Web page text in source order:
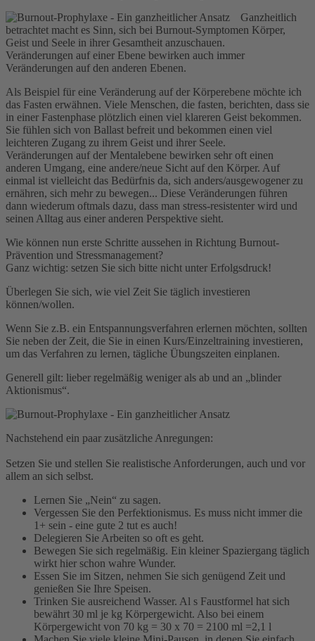
Ganzheitlich
betrachtet macht es Sinn, sich bei Burnout-Symptomen Körper,
Geist und Seele in ihrer Gesamtheit anzuschauen.
Veränderungen auf einer Ebene bewirken auch immer
Veränderungen auf den anderen Ebenen.
Als Beispiel für eine Veränderung auf der Körperebene möchte ich
das Fasten erwähnen. Viele Menschen, die fasten, berichten, dass sie
in einer Fastenphase plötzlich einen viel klareren Geist bekommen.
Sie fühlen sich von Ballast befreit und bekommen einen viel
leichteren Zugang zu ihrem Geist und ihrer Seele.
Veränderungen auf der Mentalebene bewirken sehr oft einen
anderen Umgang, eine andere/neue Sicht auf den Körper. Auf
einmal ist vielleicht das Bedürfnis da, sich anders/ausgewogener zu
ernähren, sich mehr zu bewegen... Diese Veränderungen führen
dann wiederum oftmals dazu, dass man stress-resistenter wird und
seinen Alltag aus einer anderen Perspektive sieht.
Wie können nun erste Schritte aussehen in Richtung Burnout-
Prävention und Stressmanagement?
Ganz wichtig: setzen Sie sich bitte nicht unter Erfolgsdruck!
Überlegen Sie sich, wie viel Zeit Sie täglich investieren
können/wollen.
Wenn Sie z.B. ein Entspannungsverfahren erlernen möchten, sollten
Sie neben der Zeit, die Sie in einen Kurs/Einzeltraining investieren,
um das Verfahren zu lernen, tägliche Übungszeiten einplanen.
Generell gilt: lieber regelmäßig weniger als ab und an „blinder
Aktionismus“.
Nachstehend ein paar zusätzliche Anregungen:
Setzen Sie und stellen Sie realistische Anforderungen, auch und vor
allem an sich selbst.
Lernen Sie „Nein“ zu sagen.
Vergessen Sie den Perfektionismus. Es muss nicht immer die
1+ sein - eine gute 2 tut es auch!
Delegieren Sie Arbeiten so oft es geht.
Bewegen Sie sich regelmäßig. Ein kleiner Spaziergang täglich
wirkt hier schon wahre Wunder.
Essen Sie im Sitzen, nehmen Sie sich genügend Zeit und
genießen Sie Ihre Speisen.
Trinken Sie ausreichend Wasser. Al s Faustformel hat sich
bewährt 30 ml je kg Körpergewicht. Also bei einem
Körpergewicht von 70 kg = 30 x 70 = 2100 ml =2,1 l